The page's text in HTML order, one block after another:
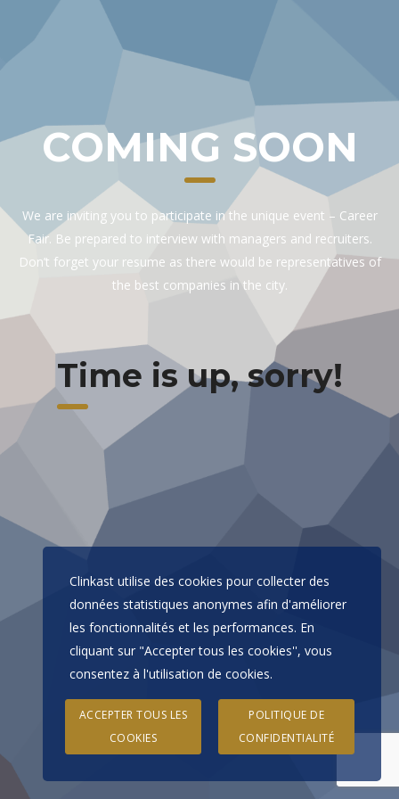
COMING SOON
We are inviting you to participate in the unique event – Career
Fair. Be prepared to interview with managers and recruiters.
Don’t forget your resume as there would be representatives of
the best companies in the city.
Time is up, sorry!
Clinkast utilise des cookies pour collecter des
données statistiques anonymes afin d'améliorer
les fonctionnalités et les performances. En
cliquant sur "Accepter tous les cookies'', vous
consentez à l'utilisation de cookies.
ACCEPTER TOUS LES
COOKIES
POLITIQUE DE
CONFIDENTIALITÉ